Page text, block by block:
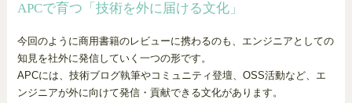
APCで育つ「技術を外に届ける文化」
今回のように商用書籍のレビューに携わるのも、エンジニアとしての
知見を社外に発信していく一つの形です。
APCには、技術ブログ執筆やコミュニティ登壇、OSS活動など、エ
ンジニアが外に向けて発信・貢献できる文化があります。